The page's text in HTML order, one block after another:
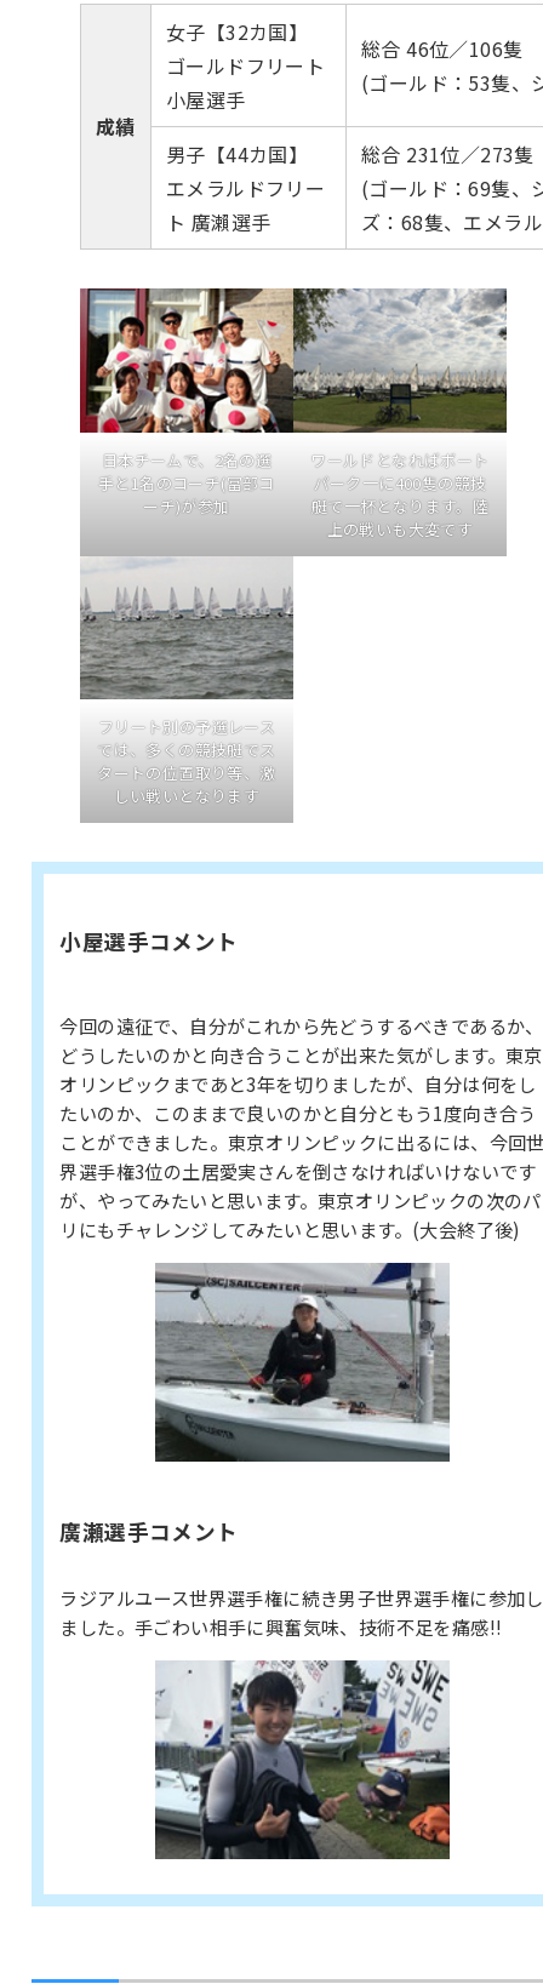
成績
女子【32カ国】
ゴールドフリート
小屋選手
総合 46位／106隻
(ゴールド：53隻、
男子【44カ国】
エメラルドフリー
ト 廣瀨選手
総合 231位／273隻
(ゴールド：69隻、
ズ：68隻、エメラ
日本チームで、2名の選
手と1名のコーチ(冨部コ
ーチ)が参加
ワールドとなればボート
パーク一に400隻の競技
艇で一杯となります。陸
上の戦いも大変です
フリート別の予選レース
では、多くの競技艇でス
タートの位置取り等、激
しい戦いとなります
小屋選手コメント
今回の遠征で、自分がこれから先どうするべきであるか、
どうしたいのかと向き合うことが出来た気がします。東京
オリンピックまであと3年を切りましたが、自分は何をし
たいのか、このままで良いのかと自分ともう1度向き合う
ことができました。東京オリンピックに出るには、今回
界選手権3位の土居愛実さんを倒さなければいけないです
が、やってみたいと思います。東京オリンピックの次のパ
リにもチャレンジしてみたいと思います。(大会終了後)
廣瀬選手コメント
ラジアルユース世界選手権に続き男子世界選手権に参加し
ました。手ごわい相手に興奮気味、技術不足を痛感!!